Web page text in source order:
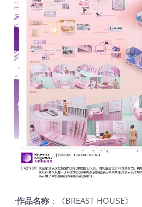
·作品名称 ：《BREAST HOUSE》